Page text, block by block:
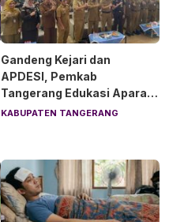
Gandeng Kejari dan
APDESI, Pemkab
Tangerang Edukasi Aparat
Desa Soal Hukum
KABUPATEN TANGERANG